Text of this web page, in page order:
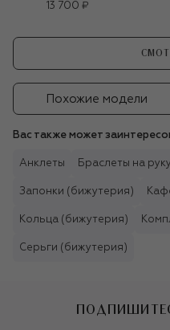
13 700 ₽
Похожие модели
Вас также может
Анклеты Браслеты на руку
Запонки (бижутерия)
Кольца (бижутерия)
Серьги (бижутерия)